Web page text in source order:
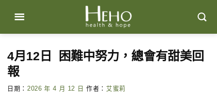
content
4月12日 困難中努力，總會有甜美回
報
日期： 2026 年 4 月 12 日 作者： 艾蜜莉